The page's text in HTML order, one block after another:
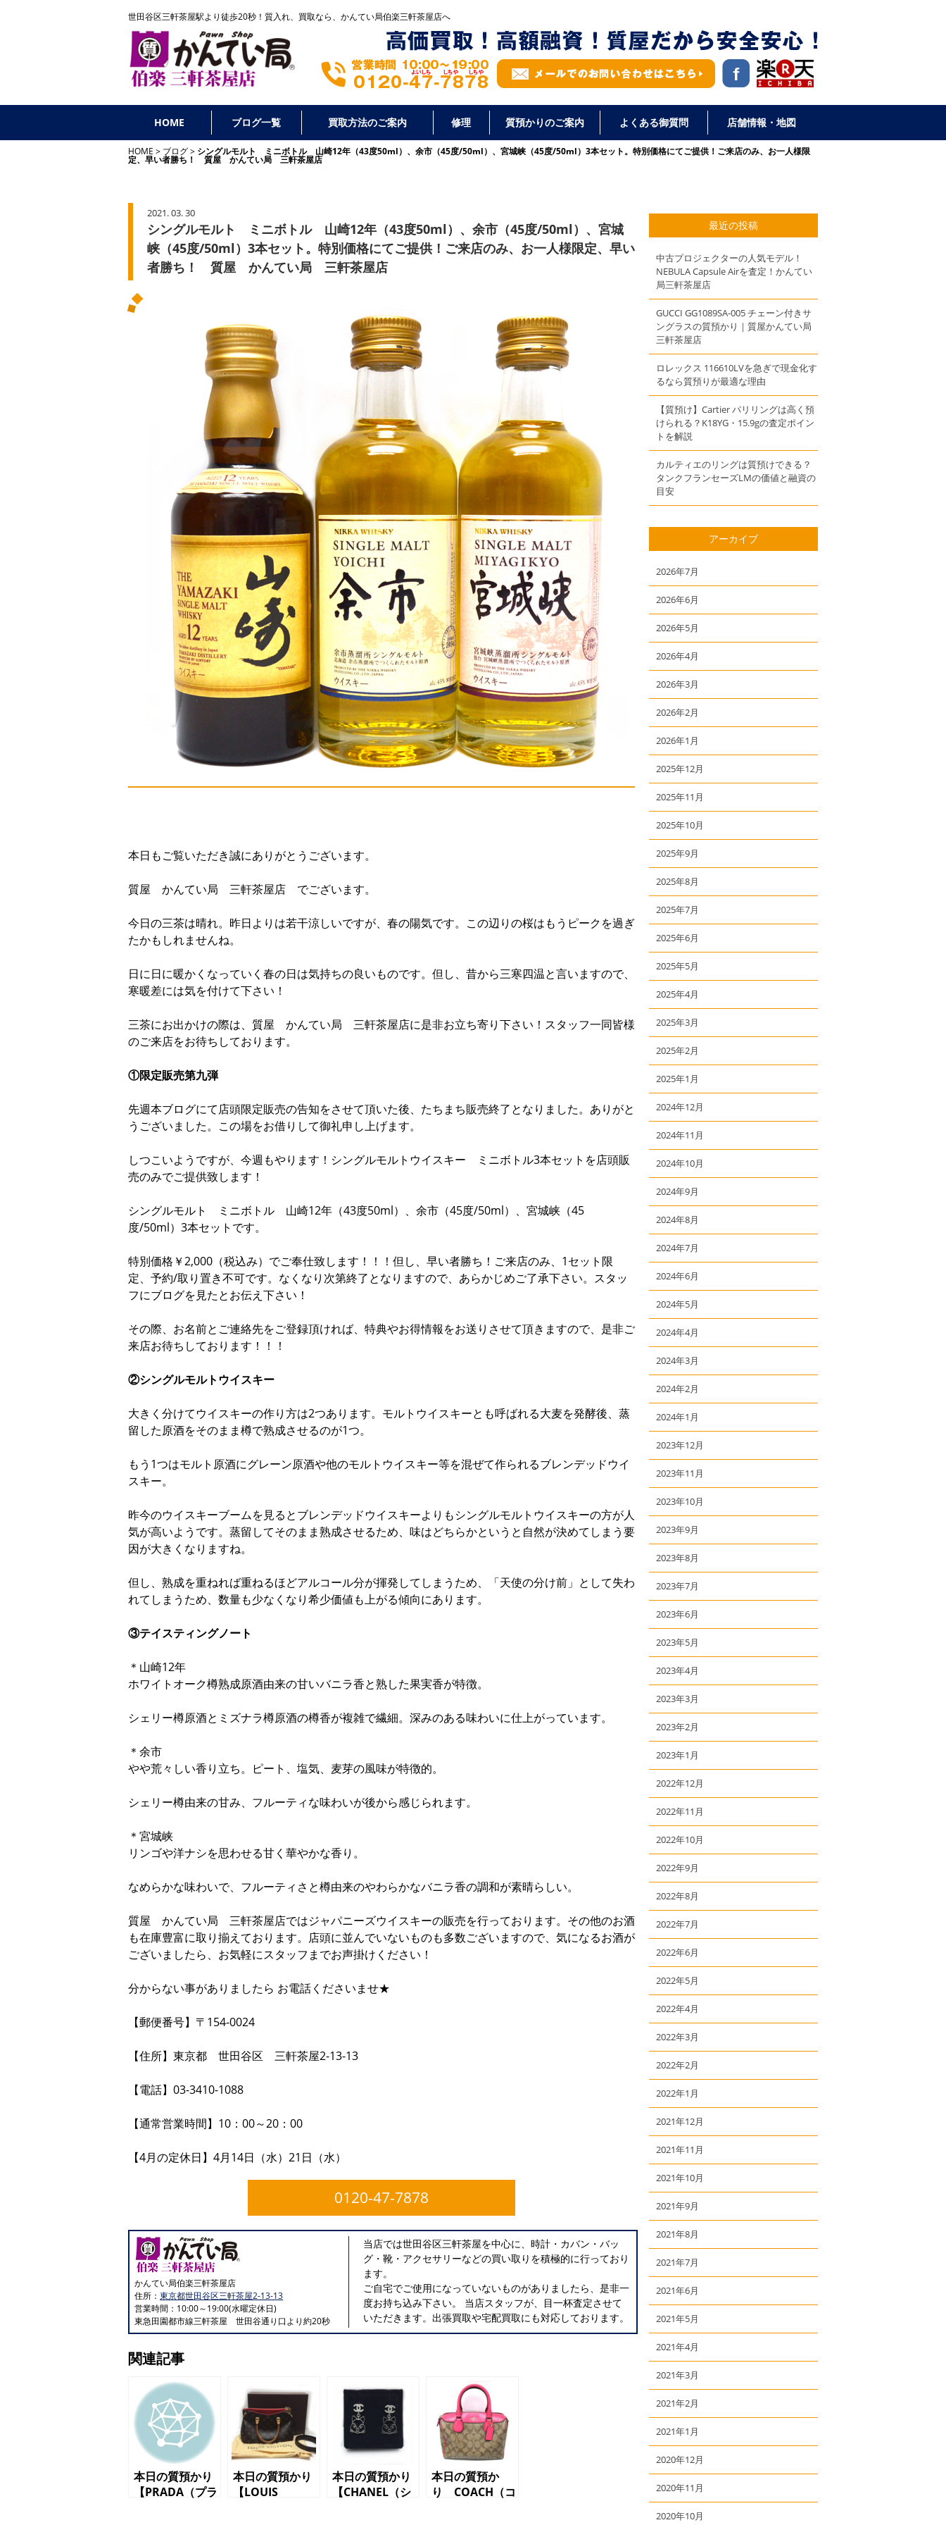
世田谷区三軒茶屋駅より徒歩20秒！ 質入れ、買取なら、かんてい局伯楽三軒茶屋店へ
HOME ブログ一覧 買取方法のご案内 修理 質預かりのご案内 よくある御質問 店舗情報・地図
HOME ブログ シングルモルト ミニボトル 山崎12年（43度50ml）、余市（45度/50ml）、宮城峡（45度/50ml）3本セット。特別価格にてご提供！ご来店のみ、お一人様限
定、早い者勝ち！ 質屋 かんてい局 三軒茶屋店
2021. 03. 30
シングルモルト ミニボトル 山崎12年（43度50ml）、余市（45度/50ml）、宮城
峡（45度/50ml）3本セット。特別価格にてご提供！ご来店のみ、お一人様限定、早い
者勝ち！ 質屋 かんてい局 三軒茶屋店
本日もご覧いただき誠にありがとうございます。
質屋 かんてい局 三軒茶屋店 でございます。
今日の三茶は晴れ。昨日よりは若干涼しいですが、春の陽気です。この辺りの桜はもうピークを過ぎ
たかもしれませんね。
日に日に暖かくなっていく春の日は気持ちの良いものです。但し、昔から三寒四温と言いますので、
寒暖差には気を付けて下さい！
三茶にお出かけの際は、質屋 かんてい局 三軒茶屋店に是非お立ち寄り下さい！スタッフ一同皆様
のご来店をお待ちしております。
①限定販売第九弾
先週本ブログにて店頭限定販売の告知をさせて頂いた後、たちまち販売終了となりました。ありがと
うございました。この場をお借りして御礼申し上げます。
しつこいようですが、今週もやります！シングルモルトウイスキー ミニボトル3本セットを店頭販
売のみでご提供致します！
シングルモルト ミニボトル 山崎12年（43度50ml）、余市（45度/50ml）、宮城峡（45
度/50ml）3本セットです。
特別価格￥2,000（税込み）でご奉仕致します！！！但し、早い者勝ち！ご来店のみ、1セット限
定、予約/取り置き不可です。なくなり次第終了となりますので、あらかじめご了承下さい。スタッ
フにブログを見たとお伝え下さい！
その際、お名前とご連絡先をご登録頂ければ、特典やお得情報をお送りさせて頂きますので、是非ご
来店お待ちしております！！！
②シングルモルトウイスキー
大きく分けてウイスキーの作り方は2つあります。モルトウイスキーとも呼ばれる大麦を発酵後、蒸
留した原酒をそのまま樽で熟成させるのが1つ。
もう1つはモルト原酒にグレーン原酒や他のモルトウイスキー等を混ぜて作られるブレンデッドウイ
スキー。
昨今のウイスキーブームを見るとブレンデッドウイスキーよりもシングルモルトウイスキーの方が人
気が高いようです。蒸留してそのまま熟成させるため、味はどちらかというと自然が決めてしまう要
因が大きくなりますね。
但し、熟成を重ねれば重ねるほどアルコール分が揮発してしまうため、「天使の分け前」として失わ
れてしまうため、数量も少なくなり希少価値も上がる傾向にあります。
③テイスティングノート
＊山崎12年
ホワイトオーク樽熟成原酒由来の甘いバニラ香と熟した果実香が特徴。
シェリー樽原酒とミズナラ樽原酒の樽香が複雑で繊細。深みのある味わいに仕上がっています。
＊余市
やや荒々しい香り立ち。ピート、塩気、麦芽の風味が特徴的。
シェリー樽由来の甘み、フルーティな味わいが後から感じられます。
＊宮城峡
リンゴや洋ナシを思わせる甘く華やかな香り。
なめらかな味わいで、フルーティさと樽由来のやわらかなバニラ香の調和が素晴らしい。
質屋 かんてい局 三軒茶屋店ではジャパニーズウイスキーの販売を行っております。その他のお酒
も在庫豊富に取り揃えております。店頭に並んでいないものも多数ございますので、気になるお酒が
ございましたら、お気軽にスタッフまでお声掛けください！
分からない事がありましたら お電話くださいませ★
【郵便番号】〒154-0024
【住所】東京都 世田谷区 三軒茶屋2-13-13
【電話】03-3410-1088
【通常営業時間】10：00～20：00
【4月の定休日】4月14日（水）21日（水）
0120-47-7878
かんてい局伯楽三軒茶屋店
住所：東京都世田谷区三軒茶屋2-13-13
営業時間：10:00～19:00(水曜定休日)
東急田園都市線三軒茶屋 世田谷通り口より約20秒
当店では世田谷区三軒茶屋を中心に、時計・カバン・バッ
グ・靴・アクセサリーなどの買い取りを積極的に行っており
ます。
ご自宅でご使用になっていないものがありましたら、是非一
度お持ち込み下さい。 当店スタッフが、目一杯査定させて
いただきます。出張買取や宅配買取にも対応しております。
関連記事
本日の質預かり
【PRADA（プラ
本日の質預かり
【LOUIS
本日の質預かり
【CHANEL（シ
本日の質預か
り COACH（コ
最近の投稿
中古プロジェクターの人気モデル！
NEBULA Capsule Airを査定！かんてい
局三軒茶屋店
GUCCI GG1089SA-005 チェーン付きサ
ングラスの質預かり｜質屋かんてい局
三軒茶屋店
ロレックス 116610LVを急ぎで現金化す
るなら質預りが最適な理由
【質預け】Cartier パリリングは高く預
けられる？K18YG・15.9gの査定ポイン
トを解説
カルティエのリングは質預けできる？
タンクフランセーズLMの価値と融資の
目安
アーカイブ
2026年7月
2026年6月
2026年5月
2026年4月
2026年3月
2026年2月
2026年1月
2025年12月
2025年11月
2025年10月
2025年9月
2025年8月
2025年7月
2025年6月
2025年5月
2025年4月
2025年3月
2025年2月
2025年1月
2024年12月
2024年11月
2024年10月
2024年9月
2024年8月
2024年7月
2024年6月
2024年5月
2024年4月
2024年3月
2024年2月
2024年1月
2023年12月
2023年11月
2023年10月
2023年9月
2023年8月
2023年7月
2023年6月
2023年5月
2023年4月
2023年3月
2023年2月
2023年1月
2022年12月
2022年11月
2022年10月
2022年9月
2022年8月
2022年7月
2022年6月
2022年5月
2022年4月
2022年3月
2022年2月
2022年1月
2021年12月
2021年11月
2021年10月
2021年9月
2021年8月
2021年7月
2021年6月
2021年5月
2021年4月
2021年3月
2021年2月
2021年1月
2020年12月
2020年11月
2020年10月